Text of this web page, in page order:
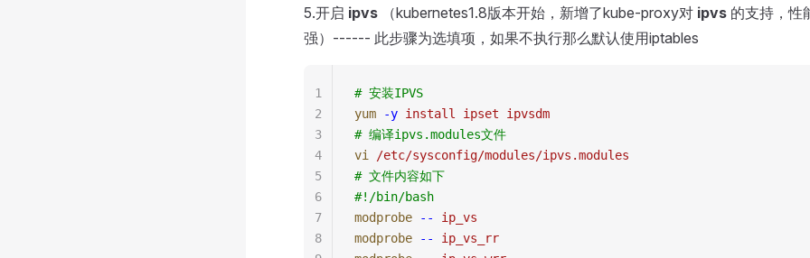
5.开启 ipvs （kubernetes1.8版本开始，新增了kube-proxy对 ipvs 的支持，性
强）------ 此步骤为选填项，如果不执行那么默认使用iptables
# 安装IPVS
yum -y install ipset ipvsdm
# 编译ipvs.modules文件
vi
/etc/sysconfig/modules/ipvs.modules
# 文件内容如下
#!/bin/bash
modprobe --
ip_vs
modprobe --
ip_vs_rr
1
2
3
4
5
6
7
8